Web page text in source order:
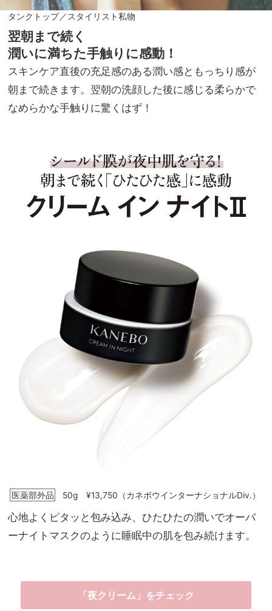
タンクトップ／スタイリスト私物
翌朝まで続く
潤いに満ちた手触りに感動！
スキンケア直後の充足感のある潤い感ともっちり感が
朝まで続きます。翌朝の洗顔した後に感じる柔らかで
なめらかな手触りに驚くはず！
医薬部外品 50g ¥13,750（カネボウインターナショナルDiv.）
心地よくピタッと包み込み、ひたひたの潤いでオーバ
ーナイトマスクのように睡眠中の肌を包み続けます。
「夜クリーム」をチェック